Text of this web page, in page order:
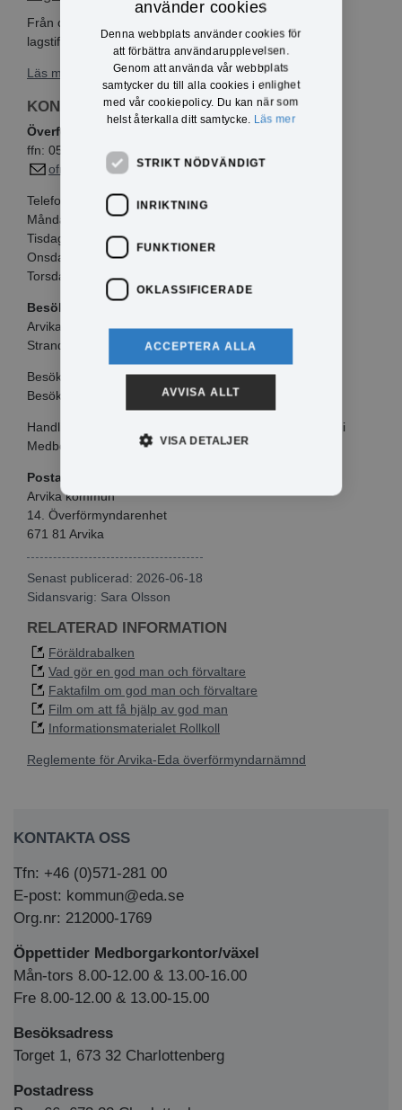
Från och med den 1 juli 2026 sker en del förändringar i
lagstiftningen som rör godmanskap och förv...
Läs mer om Lagändring från 1 juli 2026
KONTAKTINFO
Överförmyndarenheten
ffn: 0570-817 02
ofn@arvika.se
Telefontider:
Måndagar kl 10.00-12.00
Tisdagar kl 10.00-12.00
Onsdagar kl 13.00-15.00
Torsdagar kl 10.00-12.00
Besöksadress
Arvika Näringslivscentrum
Strandvägen 2, Arvika
Besök endast efter överenskommelse.
Besök bokas via e-post eller under telefontiden.
Handlingar och förfrågningar kan utöver detta tas emot i
Medborgarkontoret.
Postadress:
Arvika kommun
14. Överförmyndarenhet
671 81 Arvika
Senast publicerad: 2026-06-18
Sidansvarig: Sara Olsson
RELATERAD INFORMATION
Föräldrabalken
Vad gör en god man och förvaltare
Faktafilm om god man och förvaltare
Film om att få hjälp av god man
Informationsmaterialet Rollkoll
Reglemente för Arvika-Eda överförmyndarnämnd
KONTAKTA OSS
Tfn: +46 (0)571-281 00
E-post: kommun@eda.se
Org.nr: 212000-1769
Öppettider Medborgarkontor/växel
Mån-tors 8.00-12.00 & 13.00-16.00
Fre 8.00-12.00 & 13.00-15.00
Besöksadress
Torget 1, 673 32 Charlottenberg
Postadress
använder cookies
Denna webbplats använder cookies för
att förbättra användarupplevelsen.
Genom att använda vår webbplats
samtycker du till alla cookies i enlighet
med vår cookiepolicy. Du kan när som
helst återkalla ditt samtycke. Läs mer
STRIKT NÖDVÄNDIGT
INRIKTNING
FUNKTIONER
OKLASSIFICERADE
ACCEPTERA ALLA
AVVISA ALLT
VISA DETALJER